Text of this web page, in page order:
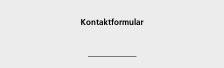
Kontaktformular